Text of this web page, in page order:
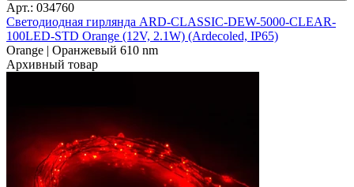
Арт.: 034760
Светодиодная гирлянда ARD-CLASSIC-DEW-5000-CLEAR-
100LED-STD Orange (12V, 2.1W) (Ardecoled, IP65)
Orange | Оранжевый 610 nm
Архивный товар